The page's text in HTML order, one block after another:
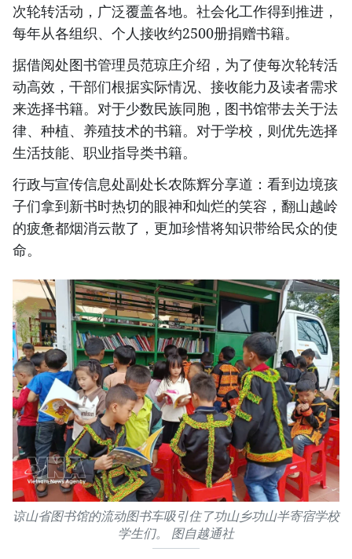
次轮转活动，广泛覆盖各地。社会化工作得到推进，
每年从各组织、个人接收约2500册捐赠书籍。
据借阅处图书管理员范琼庄介绍，为了使每次轮转活
动高效，干部们根据实际情况、接收能力及读者需求
来选择书籍。对于少数民族同胞，图书馆带去关于法
律、种植、养殖技术的书籍。对于学校，则优先选择
生活技能、职业指导类书籍。
行政与宣传信息处副处长农陈辉分享道：看到边境孩
子们拿到新书时热切的眼神和灿烂的笑容，翻山越岭
的疲惫都烟消云散了，更加珍惜将知识带给民众的使
命。
谅山省图书馆的流动图书车吸引住了功山乡功山半寄宿学校
学生们。 图自越通社